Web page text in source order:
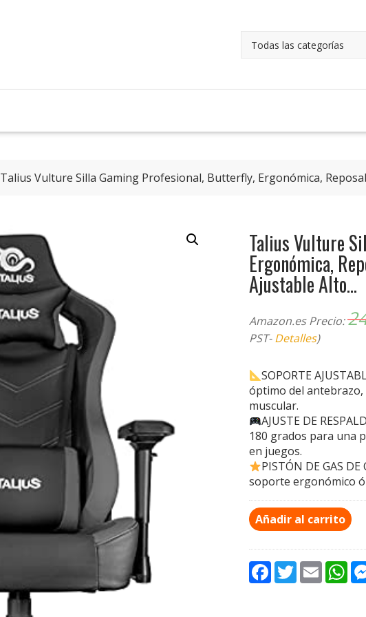
Talius Vulture Silla Gaming Profesional, Butterfly, Ergonómica,
Talius Vulture
Ergonómica,
Ajustable Alto…
Amazon.es Precio:
PST-Detalles)
SOPORTE
óptimo del antebrazo,
muscular.
AJUSTE DE
180 grados para una
en juegos.
PISTÓN DE GAS
soporte ergonómico
Añadir al carrito
F
a
T
w
E
m
W
h